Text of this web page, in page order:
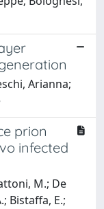
Arianna;
prion
infected
M.; De
Bistaffa, E.;